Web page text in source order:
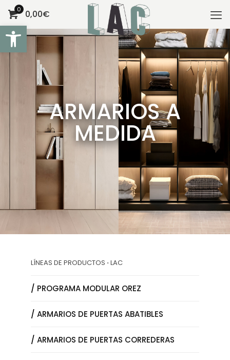
Abrir barra de herramientas
0 0,00€
ARMARIOS A
MEDIDA
LÍNEAS DE PRODUCTOS · LAC
/ PROGRAMA MODULAR OREZ
/ ARMARIOS DE PUERTAS ABATIBLES
/ ARMARIOS DE PUERTAS CORREDERAS